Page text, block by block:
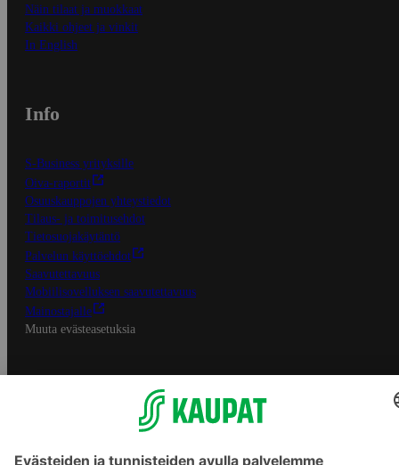
Näin tilaat ja muokkaat
Kaikki ohjeet ja vinkit
In English
Info
S-Business yrityksille
Oiva-raportit
Osuuskauppojen yhteystiedot
Tilaus- ja toimitusehdot
Tietosuojakäytäntö
Palvelun käyttöehdot
Saavutettavuus
Mobiilisovelluksen saavutettavuus
Mainostajalle
Muuta evästeasetuksia
S-ryhmän palvelut